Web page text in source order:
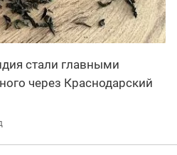
стали главными
через Краснодарский